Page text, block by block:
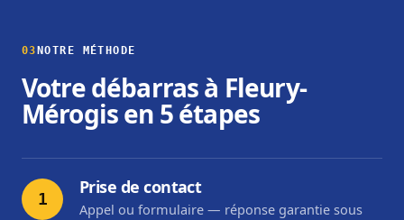
03 NOTRE MÉTHODE
Votre débarras à Fleury-
Mérogis en 5 étapes
1
Prise de contact
Appel ou formulaire — réponse garantie sous